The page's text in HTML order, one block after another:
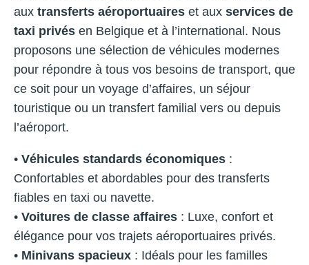
aux transferts aéroportuaires et aux services de
taxi privés en Belgique et à l’international. Nous
proposons une sélection de véhicules modernes
pour répondre à tous vos besoins de transport, que
ce soit pour un voyage d’affaires, un séjour
touristique ou un transfert familial vers ou depuis
l’aéroport.
• Véhicules standards économiques :
Confortables et abordables pour des transferts
fiables en taxi ou navette.
• Voitures de classe affaires : Luxe, confort et
élégance pour vos trajets aéroportuaires privés.
• Minivans spacieux : Idéals pour les familles